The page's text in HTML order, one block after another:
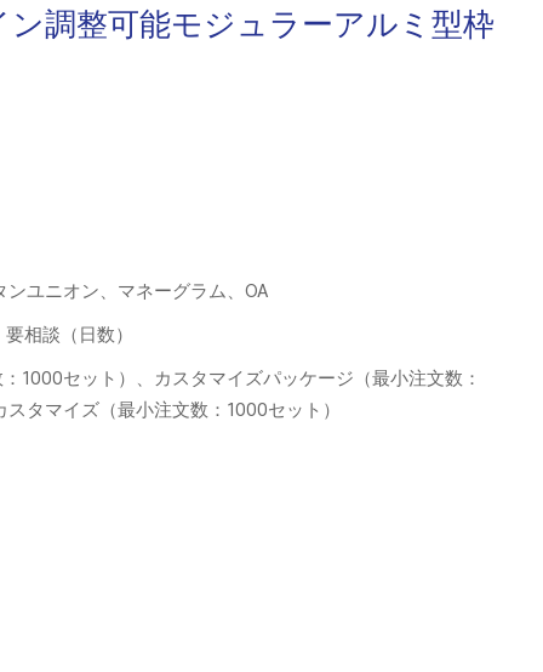
調整可能モジュラーアルミ型枠
ユニオン、マネーグラム、OA
相談（日数）
1000セット）、カスタマイズパッケージ（最小注文数：
タマイズ（最小注文数：1000セット）